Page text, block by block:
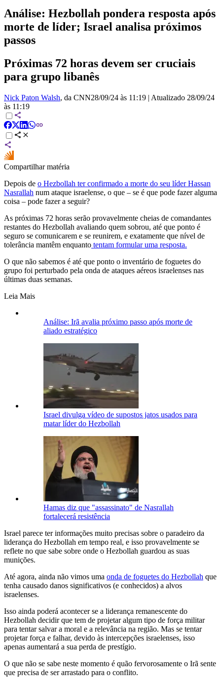
Análise: Hezbollah pondera resposta após
morte de líder; Israel analisa próximos
passos
Próximas 72 horas devem ser cruciais
para grupo libanês
Nick Paton Walsh, da CNN28/09/24 às 11:19 | Atualizado 28/09/24
às 11:19
Compartilhar matéria
Depois de o Hezbollah ter confirmado a morte do seu líder Hassan
Nasrallah num ataque israelense, o que – se é que pode fazer alguma
coisa – pode fazer a seguir?
As próximas 72 horas serão provavelmente cheias de comandantes
restantes do Hezbollah avaliando quem sobrou, até que ponto é
seguro se comunicarem e se reunirem, e exatamente que nível de
tolerância mantêm enquanto tentam formular uma resposta.
O que não sabemos é até que ponto o inventário de foguetes do
grupo foi perturbado pela onda de ataques aéreos israelenses nas
últimas duas semanas.
Leia Mais
Análise: Irã avalia próximo passo após morte de
aliado estratégico
Israel divulga vídeo de supostos jatos usados para
matar líder do Hezbollah
Hamas diz que "assassinato" de Nasrallah
fortalecerá resistência
Israel parece ter informações muito precisas sobre o paradeiro da
liderança do Hezbollah em tempo real, e isso provavelmente se
reflete no que sabe sobre onde o Hezbollah guardou as suas
munições.
Até agora, ainda não vimos uma onda de foguetes do Hezbollah que
tenha causado danos significativos (e conhecidos) a alvos
israelenses.
Isso ainda poderá acontecer se a liderança remanescente do
Hezbollah decidir que tem de projetar algum tipo de força militar
para tentar salvar a moral e a relevância na região. Mas se tentar
projetar força e falhar, devido às intercepções israelenses, isso
apenas aumentará a sua perda de prestígio.
O que não se sabe neste momento é quão fervorosamente o Irã sente
que precisa de ser arrastado para o conflito.